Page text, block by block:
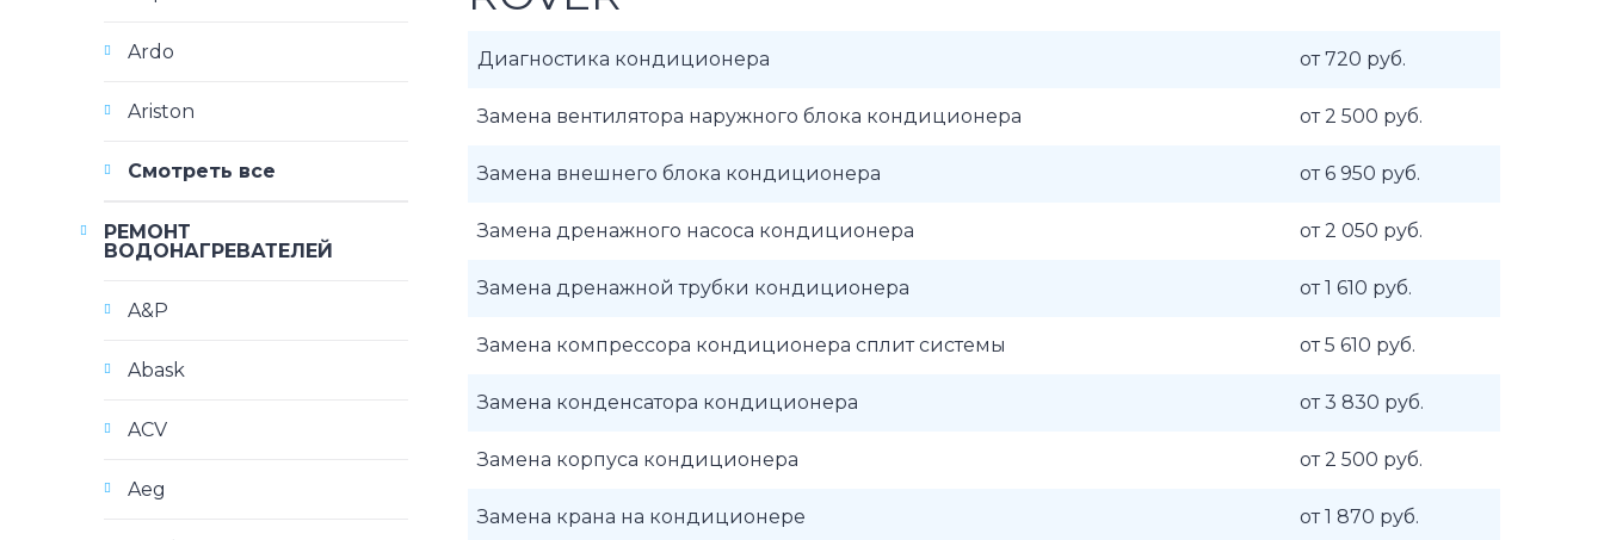
Диагностика кондиционера от 720 руб.
Замена вентилятора наружного блока кондиционера от 2 500 руб.
Замена внешнего блока кондиционера от 6 950 руб.
Замена дренажного насоса кондиционера от 2 050 руб.
Замена дренажной трубки кондиционера от 1 610 руб.
Замена компрессора кондиционера сплит системы от 5 610 руб.
Замена конденсатора кондиционера от 3 830 руб.
Замена корпуса кондиционера от 2 500 руб.
Замена крана на кондиционере от 1 870 руб.
Ardo
Ariston
Смотреть все
РЕМОНТ
ВОДОНАГРЕВАТЕЛЕЙ
A&P
Abask
ACV
Aeg